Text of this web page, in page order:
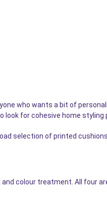
who wants a bit of
look for cohesive home styling
selection of printed
colour treatment. All four